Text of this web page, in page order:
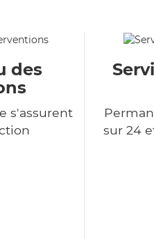
des
s'assurent
sur 24